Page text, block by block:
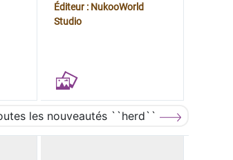
Éditeur : NukooWorld
Studio
les nouveautés ``herd``